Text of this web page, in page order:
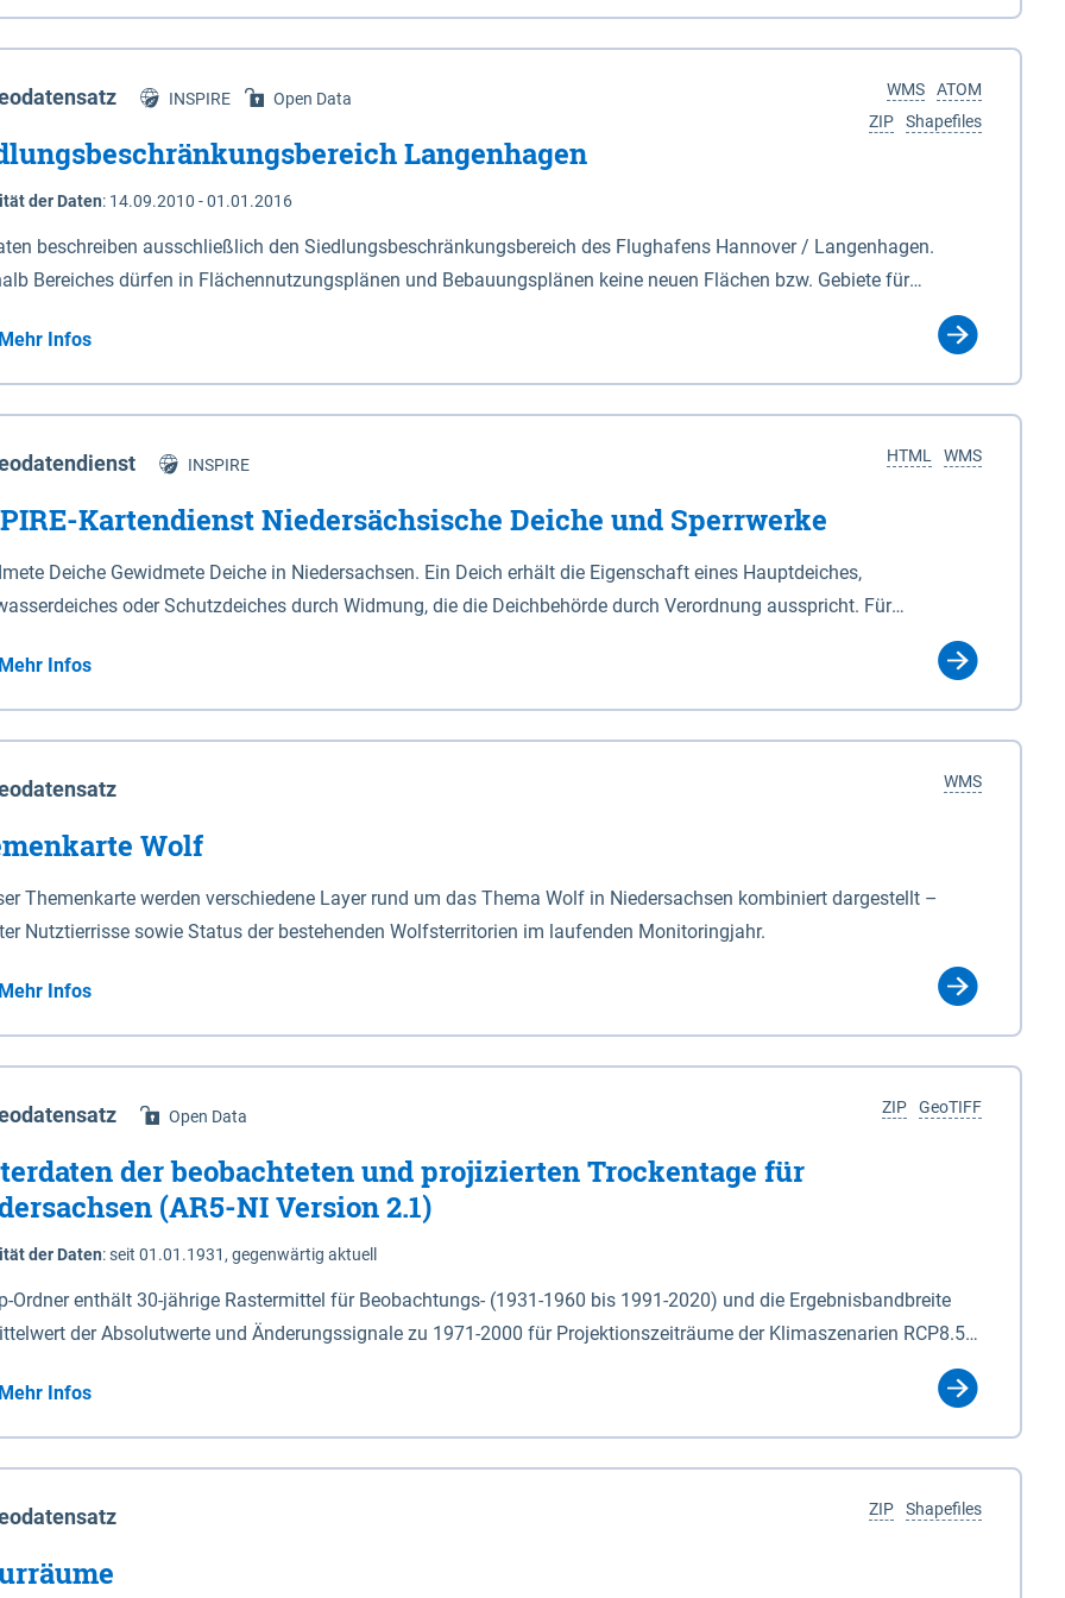
Niedersachsen (vgl. Abb. 4-1) entlang der Elbe zwischen Schnackenburg im Osten und Hohnstorf (Elbe) im Westen
472,5 bei Schnackenburg bis 569 bei Lauenburg). Das Biosphärenreservat umfasst Teile der Landkreise
Dannenberg und Lüneburg.
ATOM
WMS
Shapefiles
ZIP
INSPIRE Open Data
Langenhagen
der Daten: 14.09.2010 - 01.01.2016
beschreiben ausschließlich den Siedlungsbeschränkungsbereich des Flughafens Hannover / Langenhagen.
Bereiches dürfen in Flächennutzungsplänen und Bebauungsplänen keine neuen Flächen bzw. Gebiete für
Mehr Infos
WMS
HTML
INSPIRE
Kartendienst Niedersächsische Deiche und Sperrwerke
Deiche Gewidmete Deiche in Niedersachsen. Ein Deich erhält die Eigenschaft eines Hauptdeiches,
oder Schutzdeiches durch Widmung, die die Deichbehörde durch Verordnung ausspricht. Für
Deiche gelten die Bestimmungen des Niedersächsischen Deichgesetzes (NDG). Die Widmung "2.Deichlinie" ist
Sperrwerke Sperrwerke sind Bauwerke mit Sperrvorrichtungen in Tidegewässern, die dem
eines Gebietes vor erhöhten Tiden, vor allem vor Sturmfluten, zu dienen bestimmt sind (§2 Abs.3 NDG). Ein Bauwerk
Art erhält die Eigenschaft eines Sperrwerkes durch Widmung, die die Deichbehörde durch Verordnung
Mehr Infos
WMS
Wolf
Themenkarte werden verschiedene Layer rund um das Thema Wolf in Niedersachsen kombiniert dargestellt –
Nutztierrisse sowie Status der bestehenden Wolfsterritorien im laufenden Monitoringjahr.
Mehr Infos
GeoTIFF
ZIP
Open Data
der beobachteten und projizierten Trockentage für
(AR5-NI Version 2.1)
der Daten:seit 01.01.1931, gegenwärtig aktuell
Ordner enthält 30-jährige Rastermittel für Beobachtungs- (1931-1960 bis 1991-2020) und die Ergebnisbandbreite
der Absolutwerte und Änderungssignale zu 1971-2000 für Projektionszeiträume der Klimaszenarien RCP8.5
(Jun. - Aug.) - au: Herbst (Sep. - Nov.) - wi: Winter (Dez. - Feb.) - hyr:
Jahr (Nov. - Okt.) - hsu: Hydrologisches Sommerhalbjahr (Mai - Okt.) - hwi: Hydrologisches Winterhalbjahr
- vd: Vegetationsruhe (Okt. - Mär.) Neben den Rasterdaten ist eine
zu den Dateinamen und für eine Darstellung im GIS eine Klassifizierung der Rasterdaten mit Klassenname und
code gegeben.
Mehr Infos
Shapefiles
ZIP